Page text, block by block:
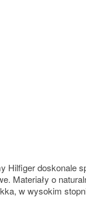
Hilfiger doskonale
Materiały o
w wysokim